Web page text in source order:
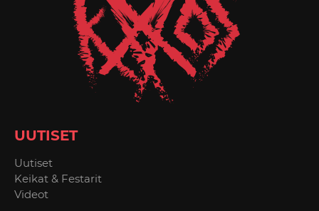
UUTISET
Uutiset
Keikat & Festarit
Videot